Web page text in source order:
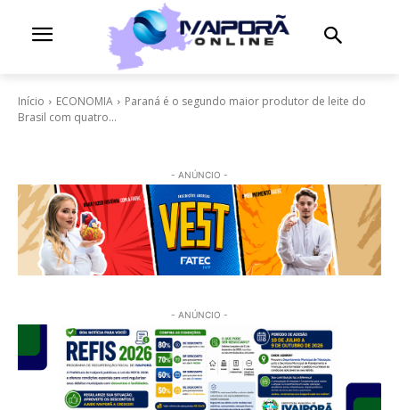
Início ECONOMIA
Paraná é o segundo maior produtor de leite do
Brasil com quatro...
- ANÚNCIO -
- ANÚNCIO -